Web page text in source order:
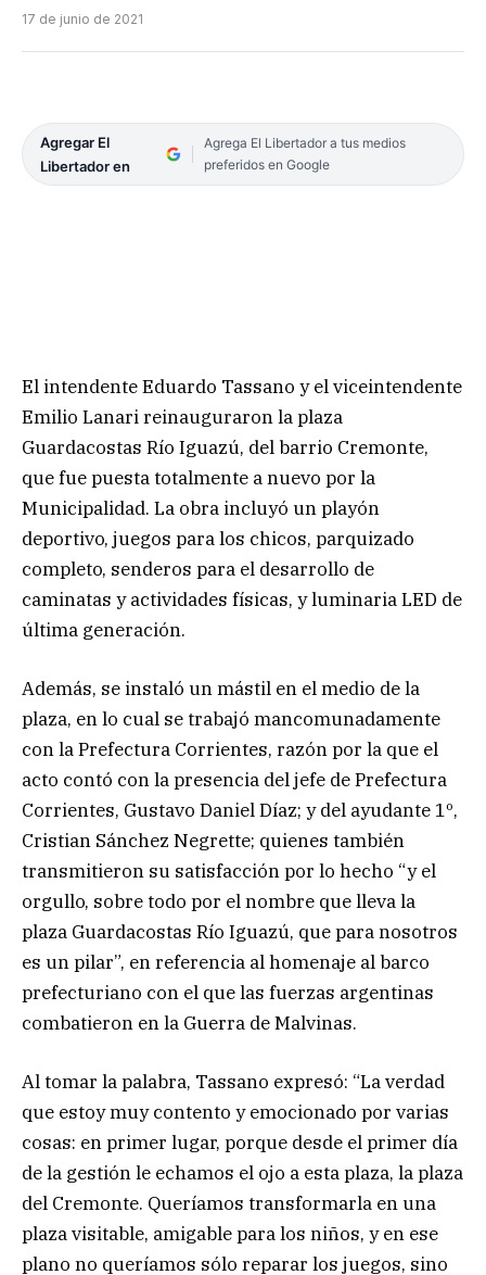
17 de junio de 2021
Agregar El
Libertador en
Agrega El Libertador a tus medios
preferidos en Google
El intendente Eduardo Tassano y el viceintendente
Emilio Lanari reinauguraron la plaza
Guardacostas Río Iguazú, del barrio Cremonte,
que fue puesta totalmente a nuevo por la
Municipalidad. La obra incluyó un playón
deportivo, juegos para los chicos, parquizado
completo, senderos para el desarrollo de
caminatas y actividades físicas, y luminaria LED de
última generación.
Además, se instaló un mástil en el medio de la
plaza, en lo cual se trabajó mancomunadamente
con la Prefectura Corrientes, razón por la que el
acto contó con la presencia del jefe de Prefectura
Corrientes, Gustavo Daniel Díaz; y del ayudante 1º,
Cristian Sánchez Negrette; quienes también
transmitieron su satisfacción por lo hecho “y el
orgullo, sobre todo por el nombre que lleva la
plaza Guardacostas Río Iguazú, que para nosotros
es un pilar”, en referencia al homenaje al barco
prefecturiano con el que las fuerzas argentinas
combatieron en la Guerra de Malvinas.
Al tomar la palabra, Tassano expresó: “La verdad
que estoy muy contento y emocionado por varias
cosas: en primer lugar, porque desde el primer día
de la gestión le echamos el ojo a esta plaza, la plaza
del Cremonte. Queríamos transformarla en una
plaza visitable, amigable para los niños, y en ese
plano no queríamos sólo reparar los juegos, sino